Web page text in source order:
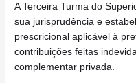
A Terceira Turma do
sua jurisprudência e
prescricional aplicável à
contribuições feitas
complementar privada.